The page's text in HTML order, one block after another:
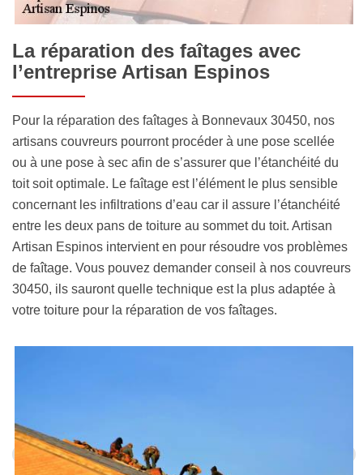
La réparation des faîtages avec
l’entreprise Artisan Espinos
Pour la réparation des faîtages à Bonnevaux 30450, nos
artisans couvreurs pourront procéder à une pose scellée
ou à une pose à sec afin de s’assurer que l’étanchéité du
toit soit optimale. Le faîtage est l’élément le plus sensible
concernant les infiltrations d’eau car il assure l’étanchéité
entre les deux pans de toiture au sommet du toit. Artisan
Artisan Espinos intervient en pour résoudre vos problèmes
de faîtage. Vous pouvez demander conseil à nos couvreurs
30450, ils sauront quelle technique est la plus adaptée à
votre toiture pour la réparation de vos faîtages.